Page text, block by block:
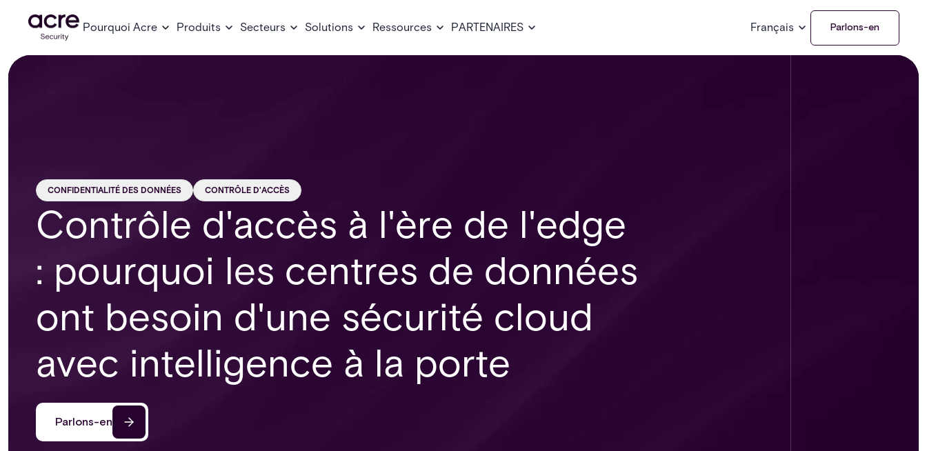
Pourquoi Acre Produits Secteurs Solutions Ressources PARTENAIRES Français Parlons-en
CONFIDENTIALITÉ DES DONNÉES CONTRÔLE D'ACCÈS
Contrôle d'accès à l'ère de l'edge
: pourquoi les centres de données
ont besoin d'une sécurité cloud
avec intelligence à la porte
Parlons-en